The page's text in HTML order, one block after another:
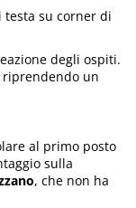
su corner di
degli ospiti.
riprendendo un
al primo posto
sulla
, che non ha